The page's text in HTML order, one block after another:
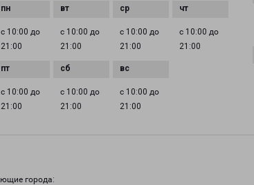
с 10:00 до
21:00
с 10:00 до
21:00
с 10:00 до
21:00
с 10:00 до
21:00
с 10:00 до
21:00
с 10:00 до
21:00
с 10:00 до
21:00
города: